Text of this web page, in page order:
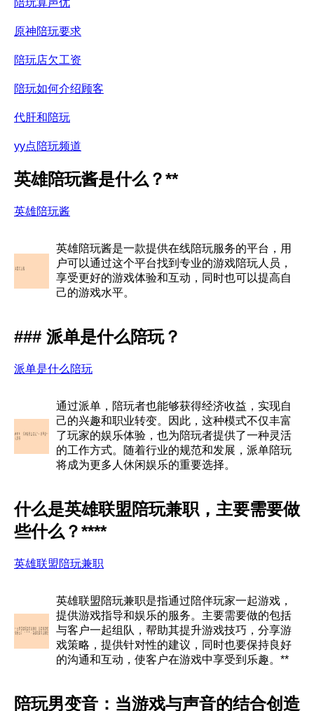
陪玩算声优
原神陪玩要求
陪玩店欠工资
陪玩如何介绍顾客
代肝和陪玩
yy点陪玩频道
英雄陪玩酱是什么？**
英雄陪玩酱
英雄陪玩酱是一款提供在线陪玩服务的平台，用
户可以通过这个平台找到专业的游戏陪玩人员，
享受更好的游戏体验和互动，同时也可以提高自
己的游戏水平。
### 派单是什么陪玩？
派单是什么陪玩
通过派单，陪玩者也能够获得经济收益，实现自
己的兴趣和职业转变。因此，这种模式不仅丰富
了玩家的娱乐体验，也为陪玩者提供了一种灵活
的工作方式。随着行业的规范和发展，派单陪玩
将成为更多人休闲娱乐的重要选择。
什么是英雄联盟陪玩兼职，主要需要做
些什么？****
英雄联盟陪玩兼职
英雄联盟陪玩兼职是指通过陪伴玩家一起游戏，
提供游戏指导和娱乐的服务。主要需要做的包括
与客户一起组队，帮助其提升游戏技巧，分享游
戏策略，提供针对性的建议，同时也要保持良好
的沟通和互动，使客户在游戏中享受到乐趣。**
陪玩男变音：当游戏与声音的结合创造